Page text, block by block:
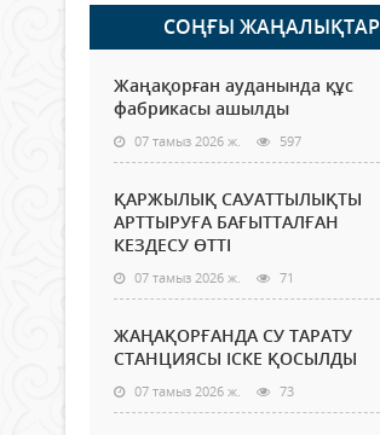
СОҢҒЫ ЖАҢАЛЫҚТАР
Жаңақорған ауданында құс
фабрикасы ашылды
07 тамыз 2026 ж. 597
ҚАРЖЫЛЫҚ САУАТТЫЛЫҚТЫ
АРТТЫРУҒА БАҒЫТТАЛҒАН
КЕЗДЕСУ ӨТТІ
07 тамыз 2026 ж. 71
ЖАҢАҚОРҒАНДА СУ ТАРАТУ
СТАНЦИЯСЫ ІСКЕ ҚОСЫЛДЫ
07 тамыз 2026 ж. 73